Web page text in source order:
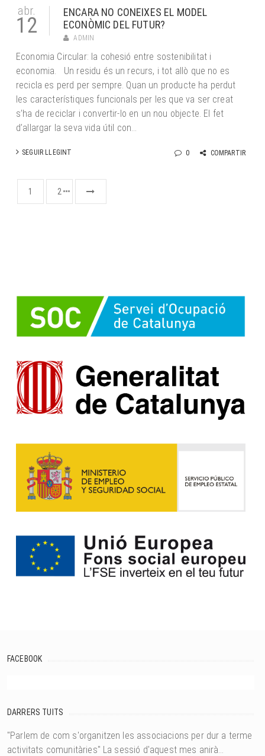
abr.
12
ENCARA NO CONEIXES EL MODEL
ECONÒMIC DEL FUTUR?
ADMIN
Economia Circular: la cohesió entre sostenibilitat i
economia. Un residu és un recurs, i tot allò que no es
recicla es perd per sempre. Quan un producte ha perdut
les característiques funcionals per les que va ser creat
s’ha de reciclar i convertir-lo en un nou objecte. El fet
d’allargar la seva vida útil con...
SEGUIR LLEGINT 0 COMPARTIR
1 2
FACEBOOK
DARRERS TUITS
"Parlem de com s'organitzen les associacions per dur a terme
activitats comunitàries" La sessió d'aquest mes anirà…